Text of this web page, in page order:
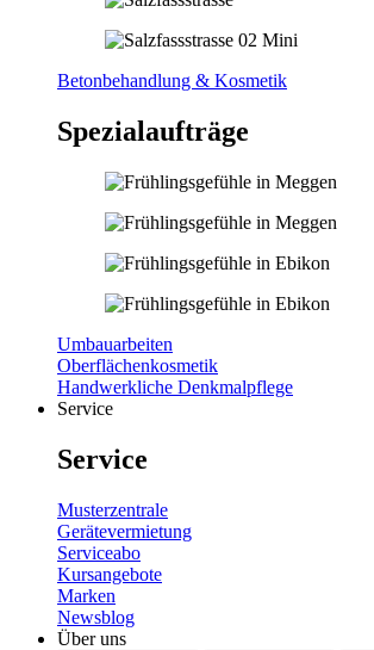
Betonbehandlung & Kosmetik
Spezialaufträge
Umbauarbeiten
Oberflächenkosmetik
Handwerkliche Denkmalpflege
Service
Service
Musterzentrale
Gerätevermietung
Serviceabo
Kursangebote
Marken
Newsblog
Über uns